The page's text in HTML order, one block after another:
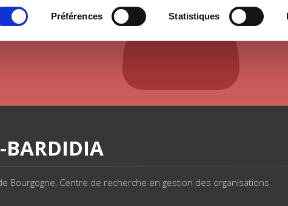
Préférences Statistiques
AUTHORS &
BARDIDIA
Bourgogne, Centre de recherche en gestion des organisations